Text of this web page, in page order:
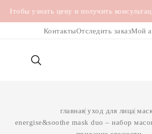
узнать цену иполучить
КонтактыОтследить заказМой
главная уход для лица
energise&soothe mask duo – набор